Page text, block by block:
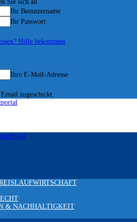
Sie sich an
Ihr Benutzername
Ihr Passwort
Hilfe bekommen
Ihre E-Mail-Adresse
zugeschickt.
& NACHHALTIGKEIT